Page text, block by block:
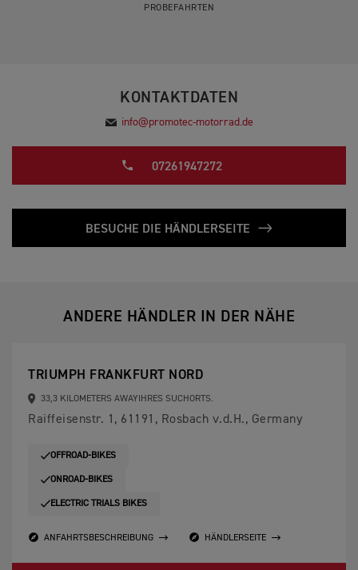
PROBEFAHRTEN
KONTAKTDATEN
info@promotec-motorrad.de
07261947272
BESUCHE DIE HÄNDLERSEITE
ANDERE HÄNDLER IN DER NÄHE
TRIUMPH FRANKFURT NORD
33,3 KILOMETERS AWAYIHRES SUCHORTS.
Raiffeisenstr. 1, 61191, Rosbach v.d.H., Germany
OFFROAD-BIKES
ONROAD-BIKES
ELECTRIC TRIALS BIKES
ANFAHRTSBESCHREIBUNG HÄNDLERSEITE